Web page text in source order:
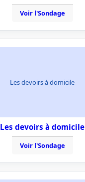
Voir l'Sondage
Les devoirs à domicile
Les devoirs à domicile
Voir l'Sondage